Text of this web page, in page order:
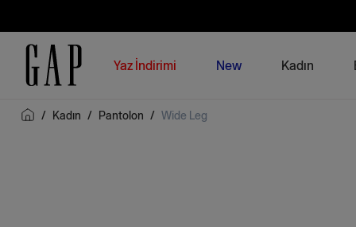
Yaz İndirimi New Kadın
/ Kadın / Pantolon / Wide Leg